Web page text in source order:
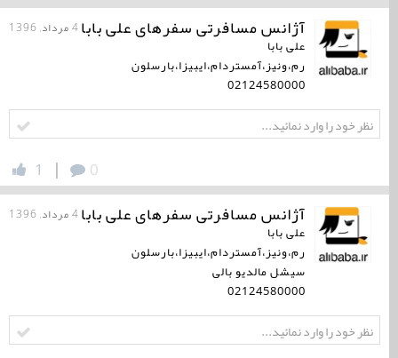
آژانس مسافرتی سفرهای علی بابا4 مرداد, 1396
علی بابا
رم،ونیز،آمستردام،ایبیزا،بارسلون
02124580000
0
|
1
آژانس مسافرتی سفرهای علی بابا4 مرداد, 1396
علی بابا
رم،ونیز،آمستردام،ایبیزا،بارسلون
سیشل مالدیو بالی
02124580000